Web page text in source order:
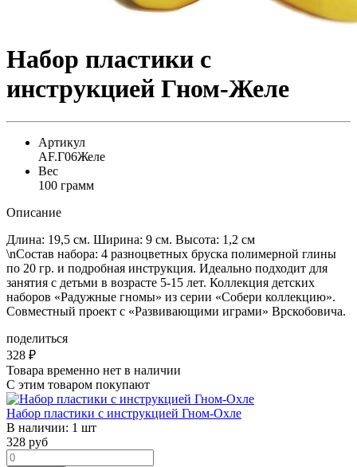
Набор пластики с
инструкцией Гном-Желе
Артикул
AF.Г06Желе
Вес
100 грамм
Описание
Длина: 19,5 см. Ширина: 9 см. Высота: 1,2 см
\nСостав набора: 4 разноцветных бруска полимерной глины
по 20 гр. и подробная инструкция. Идеально подходит для
занятия с детьми в возрасте 5-15 лет. Коллекция детских
наборов «Радужные гномы» из серии «Собери коллекцию».
Совместный проект с «Развивающими играми» Врскобовича.
поделиться
328 ₽
Товара временно нет в наличии
С этим товаром покупают
Набор пластики с инструкцией Гном-Охле
В наличии: 1 шт
328 руб